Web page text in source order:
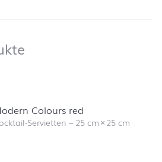
und zum Filter springen
Colours red
Servietten –25 cm×25 cm